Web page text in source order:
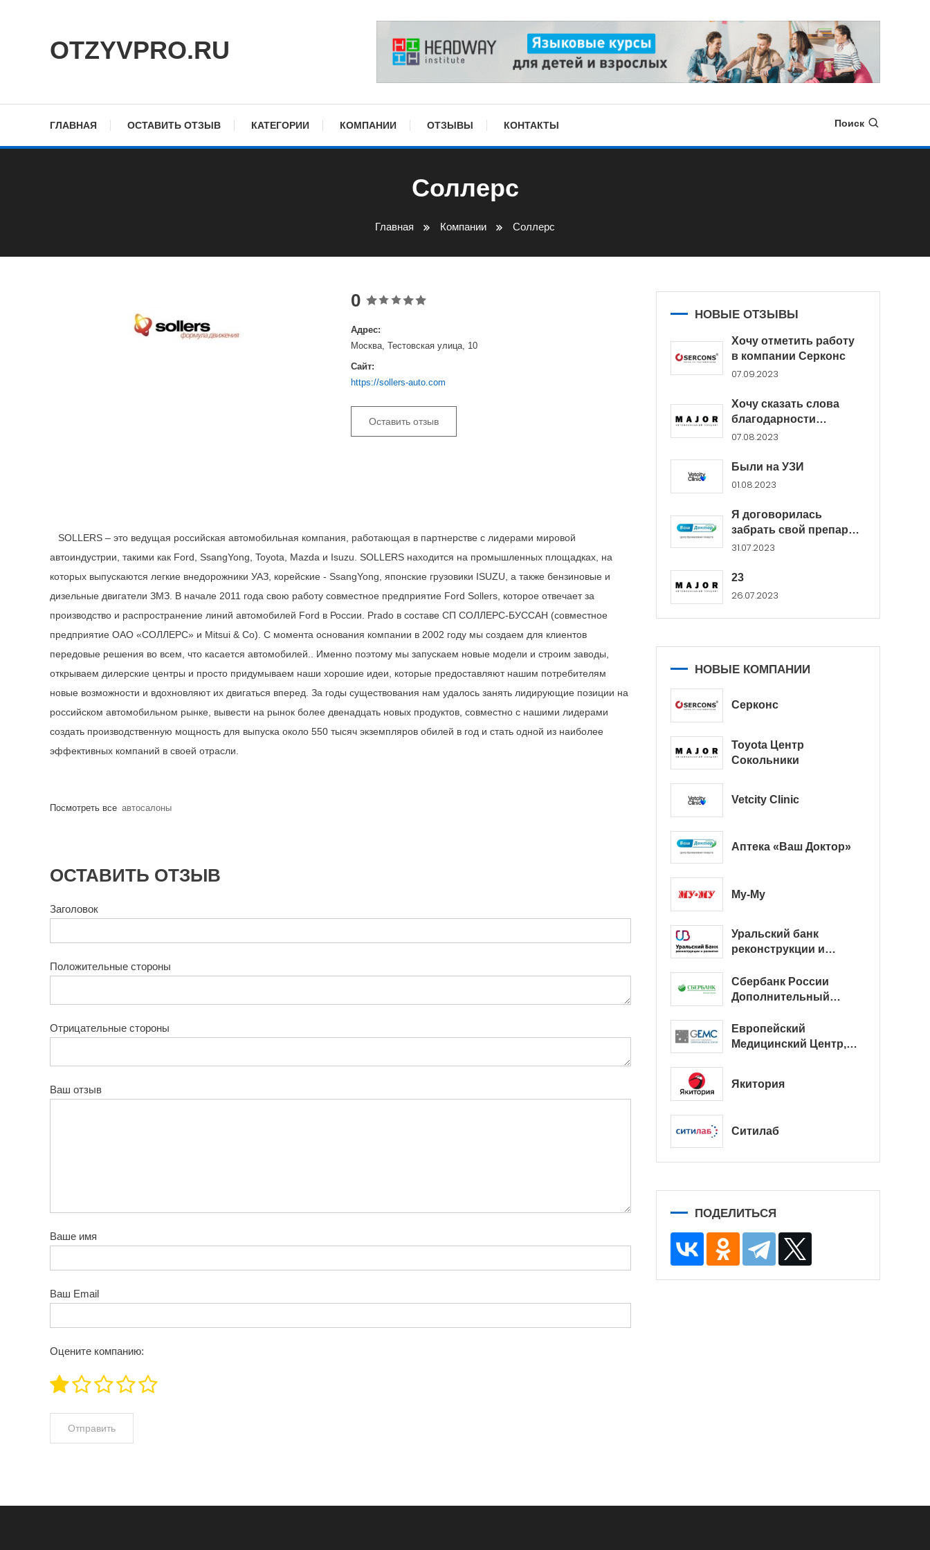
OTZYVPRO.RU
ГЛАВНАЯ ОСТАВИТЬ ОТЗЫВ КАТЕГОРИИ КОМПАНИИ ОТЗЫВЫ КОНТАКТЫ Поиск
Соллерс
Главная Компании Соллерс
0
Адрес:
Москва, Тестовская улица, 10
Сайт:
https://sollers-auto.com
Оставить отзыв
SOLLERS – это ведущая российская автомобильная компания, работающая в партнерстве с лидерами мировой
автоиндустрии, такими как Ford, SsangYong, Toyota, Mazda и Isuzu. SOLLERS находится на промышленных площадках, на
которых выпускаются легкие внедорожники УАЗ, корейские - SsangYong, японские грузовики ISUZU, а также бензиновые и
дизельные двигатели ЗМЗ. В начале 2011 года свою работу совместное предприятие Ford Sollers, которое отвечает за
производство и распространение линий автомобилей Ford в России. Prado в составе СП СОЛЛЕРС-БУССАН (совместное
предприятие ОАО «СОЛЛЕРС» и Mitsui & Co). С момента основания компании в 2002 году мы создаем для клиентов
передовые решения во всем, что касается автомобилей.. Именно поэтому мы запускаем новые модели и строим заводы,
открываем дилерские центры и просто придумываем наши хорошие идеи, которые предоставляют нашим потребителям
новые возможности и вдохновляют их двигаться вперед. За годы существования нам удалось занять лидирующие позиции на
российском автомобильном рынке, вывести на рынок более двенадцать новых продуктов, совместно с нашими лидерами
создать производственную мощность для выпуска около 550 тысяч экземпляров обилей в год и стать одной из наиболее
эффективных компаний в своей отрасли.
Посмотреть все автосалоны
ОСТАВИТЬ ОТЗЫВ
Заголовок
Положительные стороны
Отрицательные стороны
Ваш отзыв
Ваше имя
Ваш Email
Оцените компанию:
НОВЫЕ ОТЗЫВЫ
Хочу отметить работу
в компании Серконс
07.09.2023
Хочу сказать слова
благодарности
менеджерам Major...
07.08.2023
Были на УЗИ
01.08.2023
Я договорилась
забрать свой препарат
в...
31.07.2023
23
26.07.2023
НОВЫЕ КОМПАНИИ
Серконс
Toyota Центр
Сокольники
Vetcity Clinic
Аптека «Ваш Доктор»
Му-Му
Уральский банк
реконструкции и
Сбербанк России
Дополнительный
Европейский
Медицинский Центр,
Якитория
Ситилаб
ПОДЕЛИТЬСЯ